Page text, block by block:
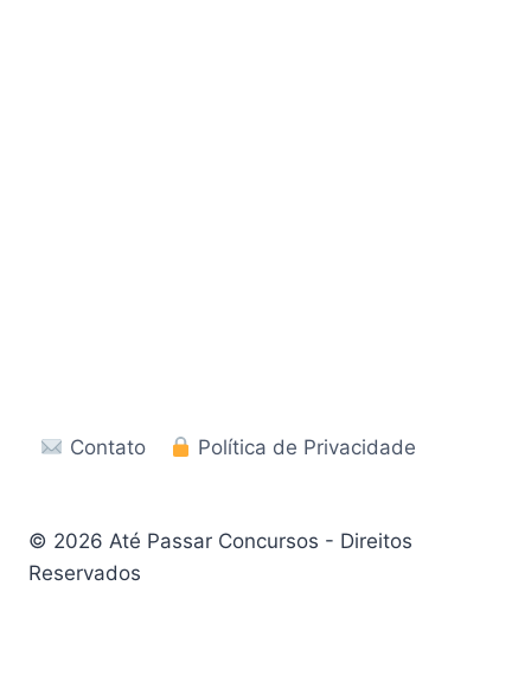
Contato Política de Privacidade
© 2026 Até Passar Concursos - Direitos
Reservados